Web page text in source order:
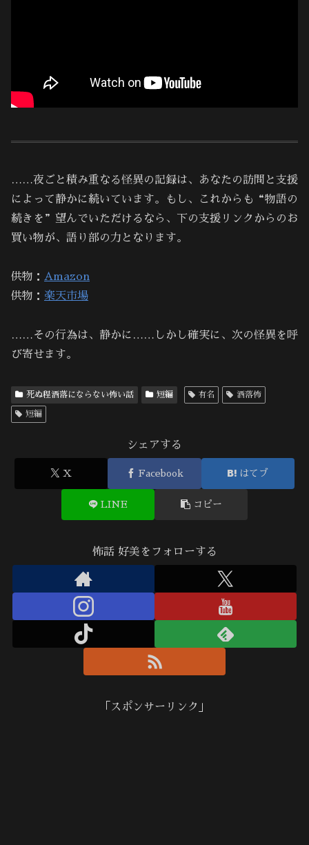
……夜ごと積み重なる怪異の記録は、あなたの訪問と支援
によって静かに続いています。もし、これからも“物語の
続きを”望んでいただけるなら、下の支援リンクからのお
買い物が、語り部の力となります。
供物： Amazon
供物： 楽天市場
……その行為は、静かに……しかし確実に、次の怪異を呼
び寄せます。
死ぬ程洒落にならない怖い話 短編 有名 洒落怖
短編
シェアする
X Facebook はてブ
LINE コピー
怖話 好美をフォローする
「スポンサーリンク」